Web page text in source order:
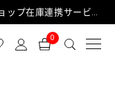
完売でもリアルショップ在庫が買える「ショップ在庫連携サービス」が日中もご利用可能になりました！
0